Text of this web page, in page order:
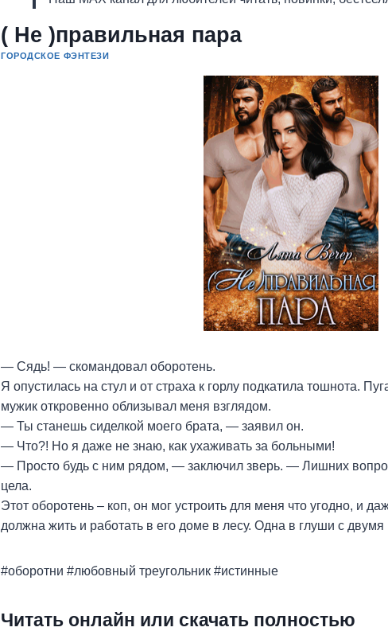
( Не )правильная пара
ГОРОДСКОЕ ФЭНТЕЗИ
— Сядь! — скомандовал оборотень.
Я опустилась на стул и от страха к горлу подкатила тошнота.
мужик откровенно облизывал меня взглядом.
— Ты станешь сиделкой моего брата, — заявил он.
— Что?! Но я даже не знаю, как ухаживать за больными!
— Просто будь с ним рядом, — заключил зверь. — Лишних
цела.
Этот оборотень – коп, он мог устроить для меня что угодно, и
должна жить и работать в его доме в лесу. Одна в глуши с
#оборотни #любовный треугольник #истинные
Читать онлайн или скачать полностью